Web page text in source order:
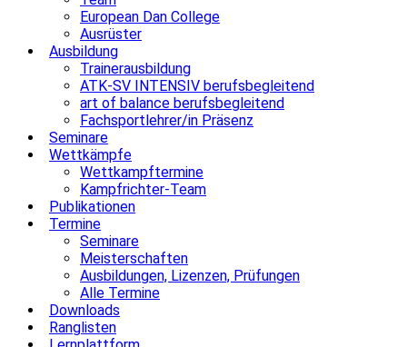
European Dan College
Ausrüster
Ausbildung
Trainerausbildung
ATK-SV INTENSIV berufsbegleitend
art of balance berufsbegleitend
Fachsportlehrer/in Präsenz
Seminare
Wettkämpfe
Wettkampftermine
Kampfrichter-Team
Publikationen
Termine
Seminare
Meisterschaften
Ausbildungen, Lizenzen, Prüfungen
Alle Termine
Downloads
Ranglisten